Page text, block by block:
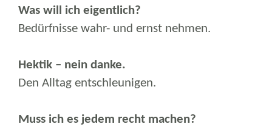
Was will ich eigentlich?
Bedürfnisse wahr- und ernst nehmen.
Hektik – nein danke.
Den Alltag entschleunigen.
Muss ich es jedem recht machen?